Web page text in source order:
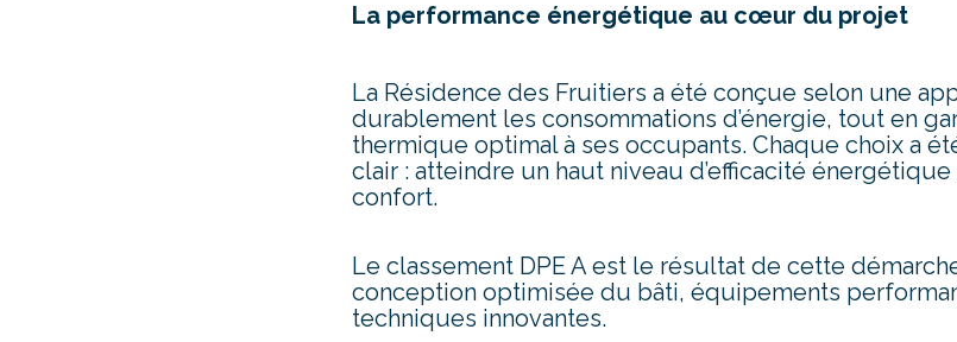
La performance énergétique au cœur du projet
La Résidence des Fruitiers a été conçue selon une
durablement les consommations d’énergie, tout en
thermique optimal à ses occupants. Chaque choix a
clair : atteindre un haut niveau d’efficacité
confort.
Le classement DPE A est le résultat de cette
conception optimisée du bâti, équipements
techniques innovantes.